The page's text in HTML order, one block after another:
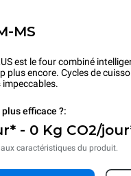
MS
est le four combiné
plus encore. Cycles de
efficace ?:
- 0 Kg CO2/
caractéristiques du produit.